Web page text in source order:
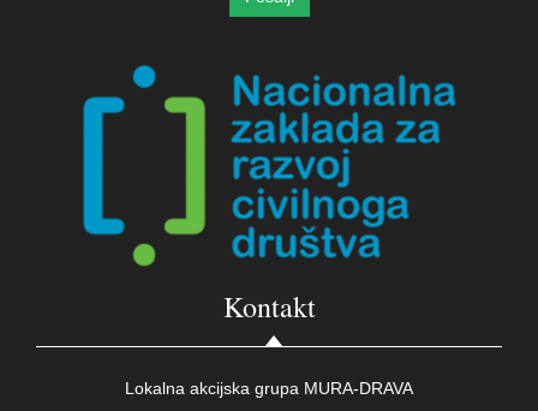
Kontakt
Lokalna akcijska grupa MURA-DRAVA